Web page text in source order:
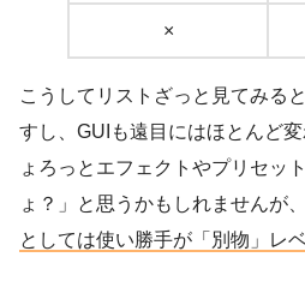
×
こうしてリストざっと見てみる
すし、GUIも遠目にはほとんど
ょろっとエフェクトやプリセッ
ょ？」と思うかもしれませんが、
としては使い勝手が「別物」レ